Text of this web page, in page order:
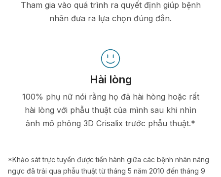
Tham gia vào quá trình ra quyết định giúp bệnh
nhân đưa ra lựa chọn đúng đắn.
Hài lòng
100% phụ nữ nói rằng họ đã hài hòng hoặc rất
hài lòng với phẫu thuật của mình sau khi nhìn
ảnh mô phỏng 3D Crisalix trước phẫu thuật.*
*Khảo sát trực tuyến được tiến hành giữa các bệnh nhân nâng
ngực đã trải qua phẫu thuật từ tháng 5 năm 2010 đến tháng 9